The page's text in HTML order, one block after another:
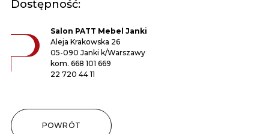
Dostępność:
Salon PATT Mebel Janki
Aleja Krakowska 26
05-090 Janki k/Warszawy
kom. 668 101 669
22 720 44 11
POWRÓT